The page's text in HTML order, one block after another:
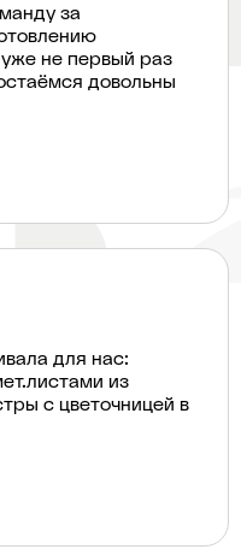
за
не первый раз
довольны
для нас:
из
с цветочницей в